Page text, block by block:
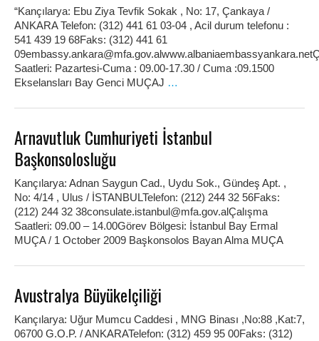
“Kançılarya: Ebu Ziya Tevfik Sokak , No: 17, Çankaya /
ANKARA Telefon: (312) 441 61 03-04 , Acil durum telefonu :
541 439 19 68Faks: (312) 441 61
Saatleri: Pazartesi-Cuma : 09.00-17.30 / Cuma :09.1500
Ekselansları Bay Genci MUÇAJ …
Arnavutluk Cumhuriyeti İstanbul
Başkonsolosluğu
Kançılarya: Adnan Saygun Cad., Uydu Sok., Gündeş Apt. ,
No: 4/14 , Ulus / İSTANBULTelefon: (212) 244 32 56Faks:
(212) 244 32 38consulate.istanbul@mfa.gov.alÇalışma
Saatleri: 09.00 – 14.00Görev Bölgesi: İstanbul Bay Ermal
MUÇA / 1 October 2009 Başkonsolos Bayan Alma MUÇA
Avustralya Büyükelçiliği
Kançılarya: Uğur Mumcu Caddesi , MNG Binası ,No:88 ,Kat:7,
06700 G.O.P. / ANKARATelefon: (312) 459 95 00Faks: (312)